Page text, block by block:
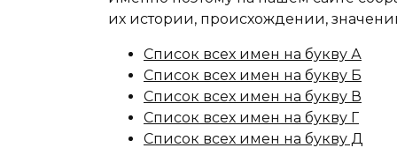
их истории, происхождении,
Список всех имен на букву А
Список всех имен на букву Б
Список всех имен на букву В
Список всех имен на букву Г
Список всех имен на букву Д